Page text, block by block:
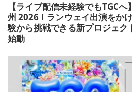
【ライブ配信未経験でもTGC
州 2026！ランウェイ出演をか
験から挑戦できる新プロジェク
始動